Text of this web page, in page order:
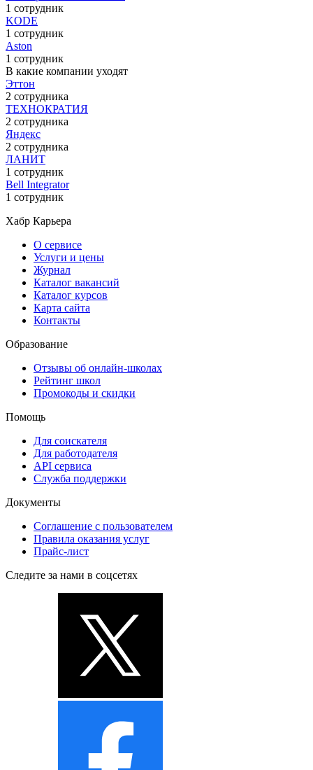
1 сотрудник
KODE
1 сотрудник
Aston
1 сотрудник
В какие компании уходят
Эттон
2 сотрудника
ТЕХНОКРАТИЯ
2 сотрудника
Яндекс
2 сотрудника
ЛАНИТ
1 сотрудник
Bell Integrator
1 сотрудник
Хабр Карьера
О сервисе
Услуги и цены
Журнал
Каталог вакансий
Каталог курсов
Карта сайта
Контакты
Образование
Отзывы об онлайн-школах
Рейтинг школ
Промокоды и скидки
Помощь
Для соискателя
Для работодателя
API сервиса
Служба поддержки
Документы
Соглашение с пользователем
Правила оказания услуг
Прайс-лист
Следите за нами в соцсетях